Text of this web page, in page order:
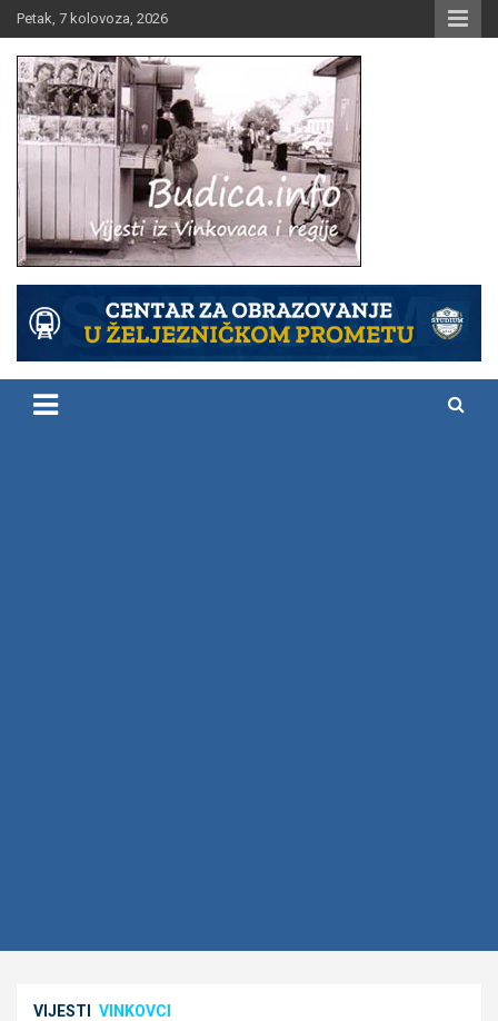
Skip
to
content
Petak, 7 kolovoza, 2026
Budica.info
VIJESTI VINKOVCI